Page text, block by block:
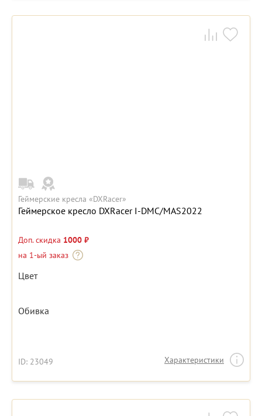
Геймерские кресла «DXRacer»
Геймерское кресло DXRacer I-DMC/MAS2022
Доп. скидка 1000 ₽
на 1-ый заказ
Цвет
Обивка
ID: 23049 Характеристики